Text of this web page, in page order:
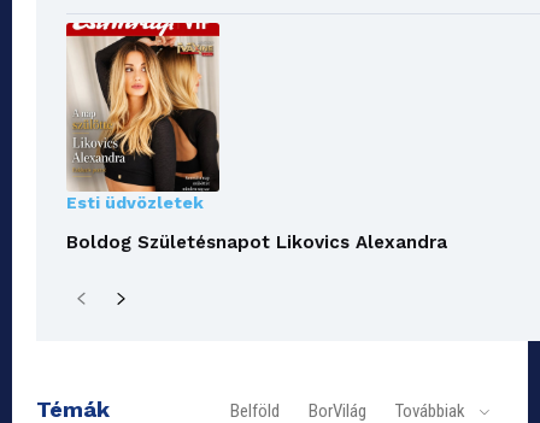
Esti üdvözletek
Boldog Születésnapot Likovics Alexandra
Témák Belföld BorVilág Továbbiak